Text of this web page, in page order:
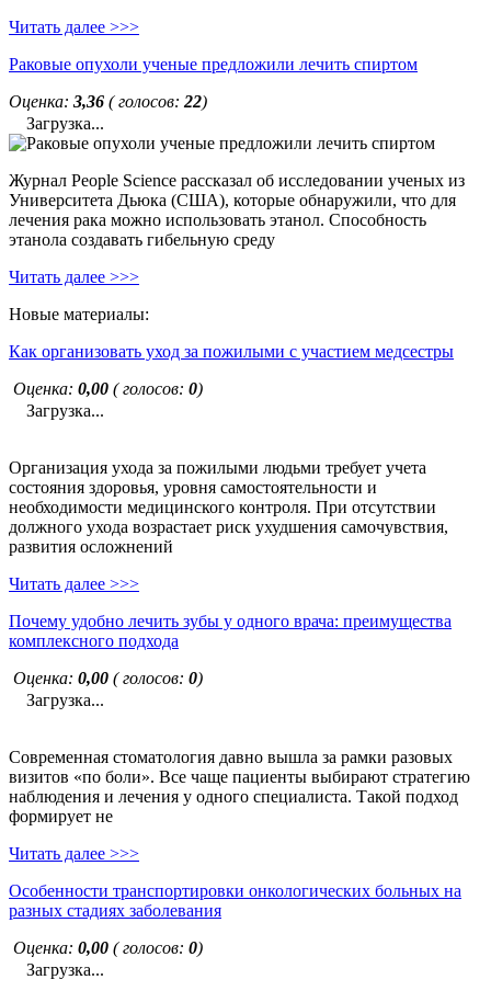
Читать далее >>>
Раковые опухоли ученые предложили лечить спиртом
Оценка: 3,36 ( голосов: 22)
Загрузка...
Журнал People Science рассказал об исследовании ученых из
Университета Дьюка (США), которые обнаружили, что для
лечения рака можно использовать этанол. Способность
этанола создавать гибельную среду
Читать далее >>>
Новые материалы:
Как организовать уход за пожилыми с участием медсестры
Оценка: 0,00 ( голосов: 0)
Загрузка...
Организация ухода за пожилыми людьми требует учета
состояния здоровья, уровня самостоятельности и
необходимости медицинского контроля. При отсутствии
должного ухода возрастает риск ухудшения самочувствия,
развития осложнений
Читать далее >>>
Почему удобно лечить зубы у одного врача: преимущества
комплексного подхода
Оценка: 0,00 ( голосов: 0)
Загрузка...
Современная стоматология давно вышла за рамки разовых
визитов «по боли». Все чаще пациенты выбирают стратегию
наблюдения и лечения у одного специалиста. Такой подход
формирует не
Читать далее >>>
Особенности транспортировки онкологических больных на
разных стадиях заболевания
Оценка: 0,00 ( голосов: 0)
Загрузка...